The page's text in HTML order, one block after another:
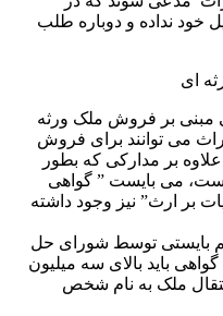
خود نداده و دوباره طلب
ای
مبنی بر فروش ملک ورثه
می توانند برای فروش
بر مدارکی که بطور
می بایست ” گواهی
بر ارث” نیز وجود داشته
بایستی توسط شورای حل
باید بالای سه میلیون
ملک به نام شخص